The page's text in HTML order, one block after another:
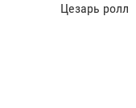
Цезарь ролл